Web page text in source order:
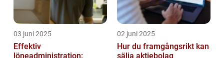
03 juni 2025
Effektiv
löneadministration:
02 juni 2025
Hur du framgångsrikt kan
sälja aktiebolag